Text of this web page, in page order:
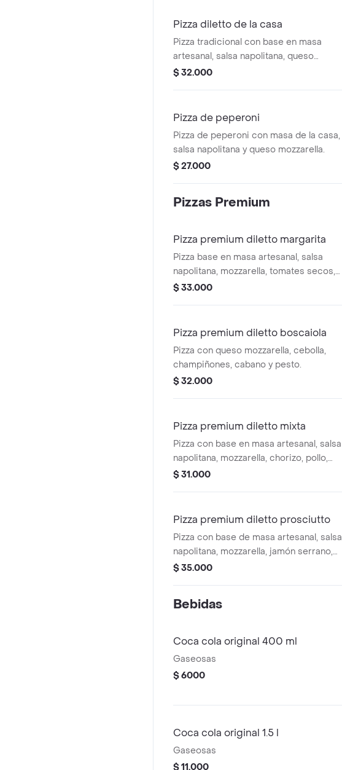
Pizza diletto de la casa
Pizza tradicional con base en masa
artesanal, salsa napolitana, queso
mozzarella, jamón, pollo, cabano y maíz,
$ 32.000
Pizza de peperoni
Pizza de peperoni con masa de la casa,
salsa napolitana y queso mozzarella.
$ 27.000
Pizzas Premium
Pizza premium diletto margarita
Pizza base en masa artesanal, salsa
napolitana, mozzarella, tomates secos,
albahaca o pesto, tamaño de 24cm (4
$ 33.000
Pizza premium diletto boscaiola
Pizza con queso mozzarella, cebolla,
champiñones, cabano y pesto.
$ 32.000
Pizza premium diletto mixta
Pizza con base en masa artesanal, salsa
napolitana, mozzarella, chorizo, pollo,
pimentón, maíz, tamaño de 24 cm (4
$ 31.000
Pizza premium diletto prosciutto
Pizza con base de masa artesanal, salsa
napolitana, mozzarella, jamón serrano,
aceite de oliva, pesto, tamaño de 24 cm
$ 35.000
Bebidas
Coca cola original 400 ml
Gaseosas
$ 6000
Coca cola original 1.5 l
Gaseosas
$ 11.000